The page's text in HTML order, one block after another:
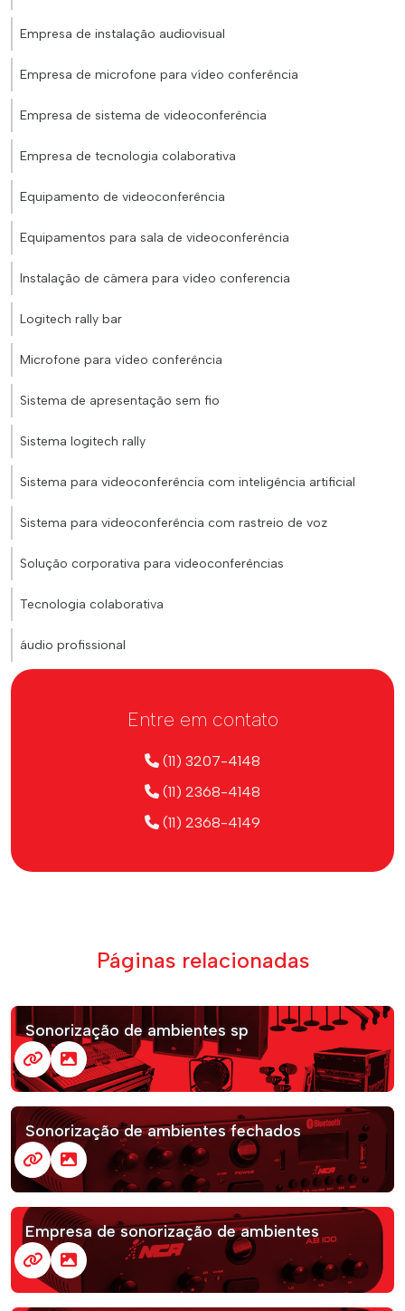
Empresa de instalação audiovisual
Empresa de microfone para vídeo conferência
Empresa de sistema de videoconferência
Empresa de tecnologia colaborativa
Equipamento de videoconferência
Equipamentos para sala de videoconferência
Instalação de câmera para vídeo conferencia
Logitech rally bar
Microfone para vídeo conferência
Sistema de apresentação sem fio
Sistema logitech rally
Sistema para videoconferência com inteligência artificial
Sistema para videoconferência com rastreio de voz
Solução corporativa para videoconferências
Tecnologia colaborativa
áudio profissional
Entre em contato
(11) 3207-4148
(11) 2368-4148
(11) 2368-4149
Páginas relacionadas
Sonorização de ambientes sp
Sonorização de ambientes fechados
Empresa de sonorização de ambientes